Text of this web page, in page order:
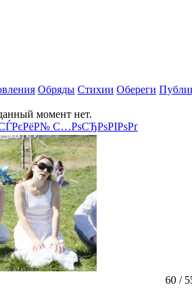
Обряды Стихии Обереги
момент нет.
С…РѕСЂРѕРІРѕРґ
60 /